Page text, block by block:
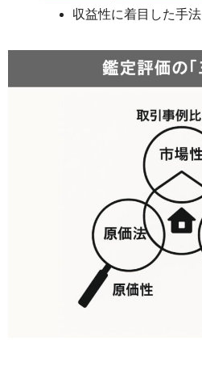
収益性に着目した手法